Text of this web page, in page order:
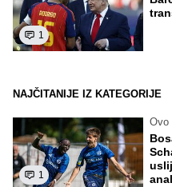
1
NAJČITANIJE IZ KATEGORIJE
1
Ovo